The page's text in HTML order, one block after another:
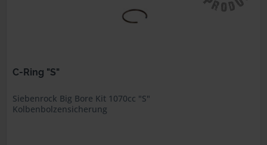
C-Ring "S"
Siebenrock Big Bore Kit 1070cc "S"
Kolbenbolzensicherung